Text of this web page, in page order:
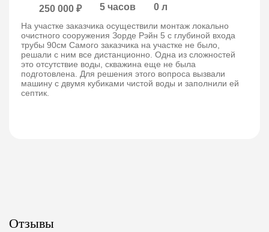
250 000 ₽ 5 часов 0 л
На участке заказчика осуществили монтаж локально
очистного сооружения Зорде Рэйн 5 с глубиной входа
трубы 90см Самого заказчика на участке не было,
решали с ним все дистанционно. Одна из сложностей
это отсутствие воды, скважина еще не была
подготовлена. Для решения этого вопроса вызвали
машину с двумя кубиками чистой воды и заполнили ей
септик.
Отзывы